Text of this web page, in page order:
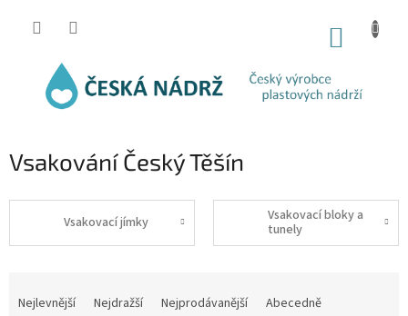
Vsakování Český Těšín
Vsakovací jímky
Vsakovací bloky a
tunely
Nejlevnější Nejdražší Nejprodávanější Abecedně